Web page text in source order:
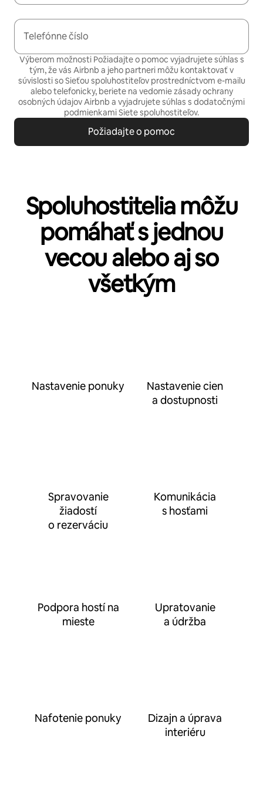
Telefónne číslo
Výberom možnosti Požiadajte o pomoc vyjadrujete súhlas s
tým, že vás Airbnb a jeho partneri môžu kontaktovať v
súvislosti so Sieťou spoluhostiteľov prostredníctvom e-mailu
alebo telefonicky, beriete na vedomiezásady ochrany
osobných údajovAirbnb a vyjadrujete súhlas s dodatočnými
podmienkami Siete spoluhostiteľov.
Požiadajte o pomoc
Spoluhostitelia môžu
pomáhať s jednou
vecou alebo aj so
všetkým
Nastavenie ponuky
Nastavenie cien
a dostupnosti
Spravovanie
žiadostí
o rezerváciu
Komunikácia
s hosťami
Podpora hostí na
mieste
Upratovanie
a údržba
Nafotenie ponuky
Dizajn a úprava
interiéru